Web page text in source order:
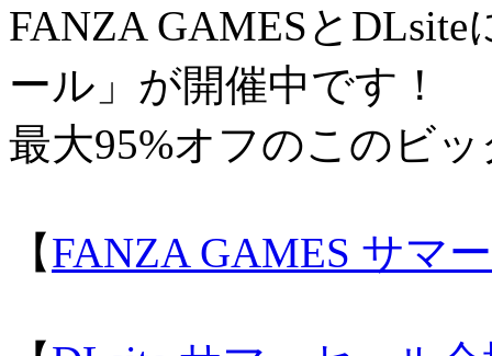
FANZA GAMESと
ール」が開催中です！
最大95%オフのこのビ
【FANZA GAMES サマ